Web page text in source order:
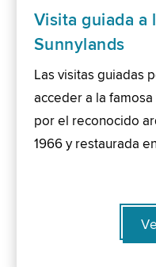
Visita guiada a
Sunnylands
Las visitas guiadas
acceder a la
por el reconocido
1966 y restaurada